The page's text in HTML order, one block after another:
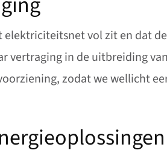
elektriciteitsnet vol zit en dat
vertraging in de uitbreiding
zodat we wellicht